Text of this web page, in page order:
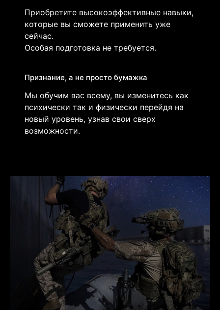
Приобретите высокоэффективные навыки,
которые вы сможете применить уже
сейчас.
Особая подготовка не требуется.
Признание, а не просто бумажка
Мы обучим вас всему, вы изменитесь как
психически так и физически перейдя на
новый уровень, узнав свои сверх
возможности.